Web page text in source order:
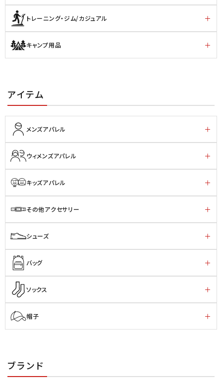
トレーニング・ジム/カジュアル
キャンプ用品
アイテム
メンズアパレル
ウィメンズアパレル
キッズアパレル
その他アクセサリー
シューズ
バッグ
ソックス
帽子
ブランド